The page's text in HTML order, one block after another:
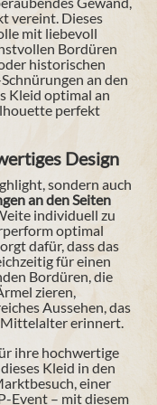
vereint. Dieses
mit liebevoll
Bordüren
historischen
an den
Kleid optimal an
perfekt
Design
sondern auch
an den Seiten
individuell zu
optimal
dafür, dass das
für einen
Bordüren, die
zieren,
Aussehen, das
Mittelalter erinnert.
ihre hochwertige
Kleid in den
einer
Event – mit diesem